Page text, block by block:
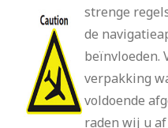
strenge
de
beïnvloeden.
verpakking
voldoende
raden wij u